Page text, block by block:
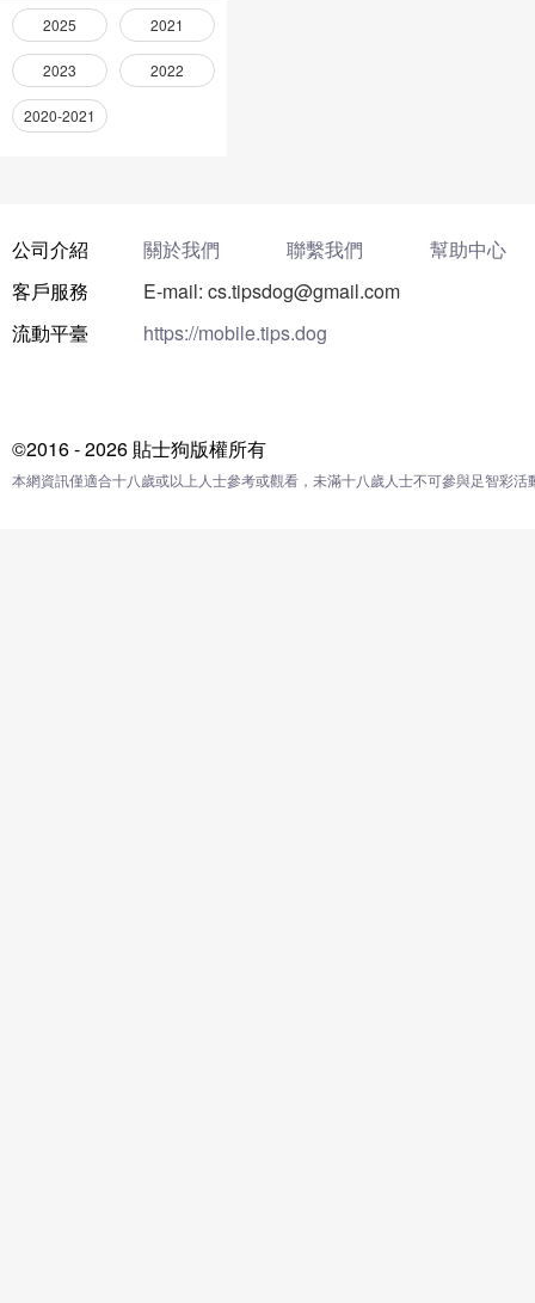
2025 2021
2023 2022
2020-2021
公司介紹 關於我們 聯繫我們
幫助中心
客戶服務
E-mail: cs.tipsdog@gmail.com
流動平臺
https://mobile.tips.dog
©2016 - 2026 貼士狗版權所有
本網資訊僅適合十八歲或以上人士參考或觀看，未滿十八歲人士不可參與足智彩